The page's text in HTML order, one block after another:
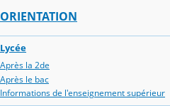
ORIENTATION
Lycée
Après la 2de
Après le bac
Informations de l'enseignement supérieur